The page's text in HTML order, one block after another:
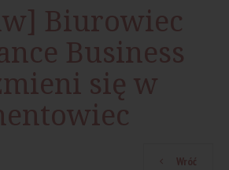
Biurowiec
Business
się w
Wróć